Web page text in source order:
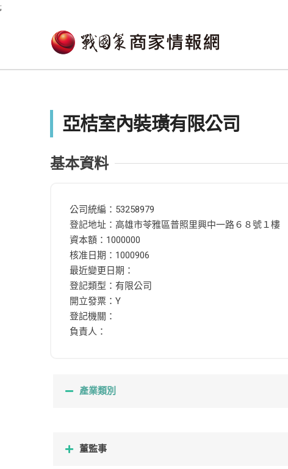
;
亞桔室內裝璜有限公司
基本資料
公司統編：53258979
登記地址：高雄市苓雅區普照里興中一路６８號１樓
資本額：1000000
核准日期：1000906
最近變更日期：
登記類型：有限公司
開立發票：Y
登記機關：
負責人：
產業類別
董監事